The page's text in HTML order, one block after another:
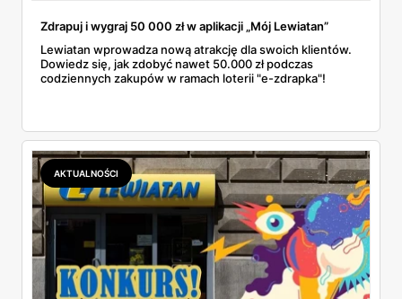
Zdrapuj i wygraj 50 000 zł w aplikacji „Mój Lewiatan”
Lewiatan wprowadza nową atrakcję dla swoich klientów.
Dowiedz się, jak zdobyć nawet 50.000 zł podczas
codziennych zakupów w ramach loterii "e-zdrapka"!
AKTUALNOŚCI